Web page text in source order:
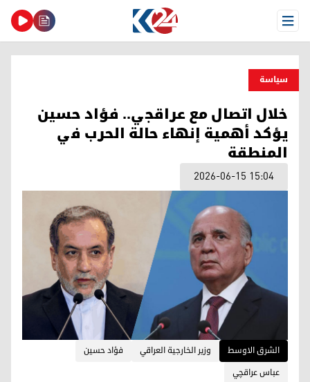
Open Menu
سیاسة
خلال اتصال مع عراقجي.. فؤاد حسين
يؤكد أهمية إنهاء حالة الحرب في
المنطقة
2026-06-15 15:04
الشرق الاوسط وزير الخارجية العراقي
فؤاد حسين
عباس عراقچي